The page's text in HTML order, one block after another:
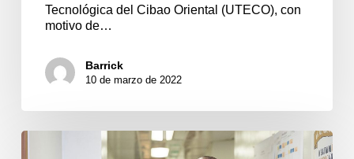
Tecnológica del Cibao Oriental (UTECO), con
motivo de…
Barrick
10 de marzo de 2022
Pueblo